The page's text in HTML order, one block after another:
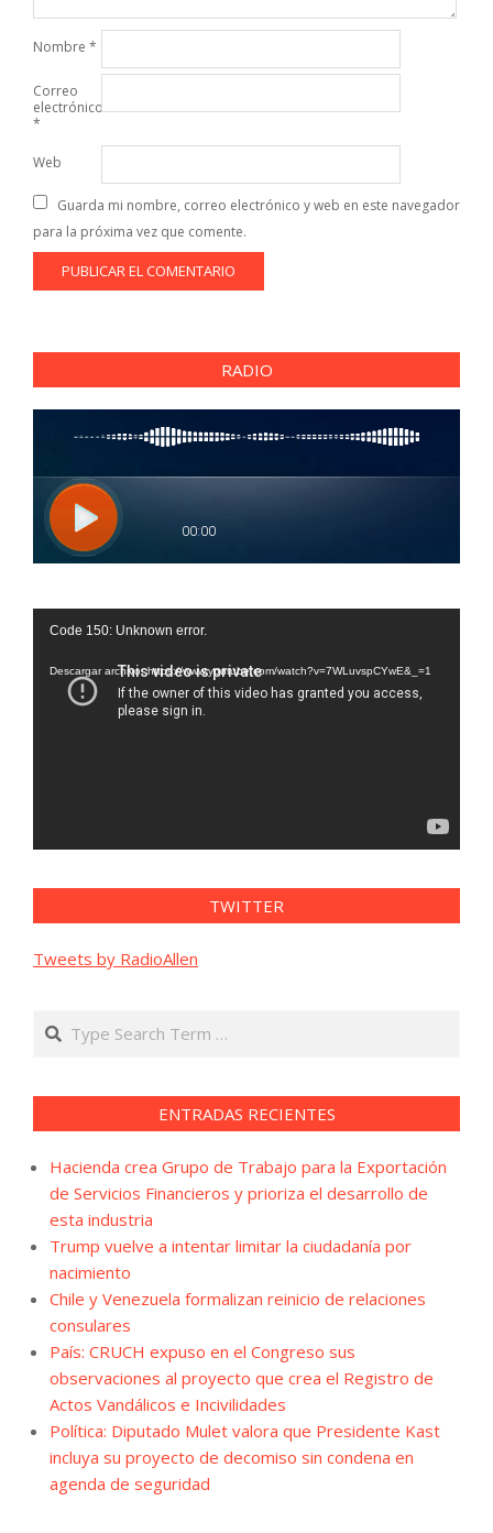
Nombre *
Correo
electrónico
*
Web
Guarda mi nombre, correo electrónico y web en este navegador
para la próxima vez que comente.
RADIO
Reproductor
vídeo
Code 150: Unknown error.
Descargar archivo: https://www.youtube.com/watch?v=7WLuvspCYwE&_=1
TWITTER
Tweets by RadioAllen
Search
ENTRADAS RECIENTES
Hacienda crea Grupo de Trabajo para la Exportación
de Servicios Financieros y prioriza el desarrollo de
esta industria
Trump vuelve a intentar limitar la ciudadanía por
nacimiento
Chile y Venezuela formalizan reinicio de relaciones
consulares
País: CRUCH expuso en el Congreso sus
observaciones al proyecto que crea el Registro de
Actos Vandálicos e Incivilidades
Política: Diputado Mulet valora que Presidente Kast
incluya su proyecto de decomiso sin condena en
agenda de seguridad